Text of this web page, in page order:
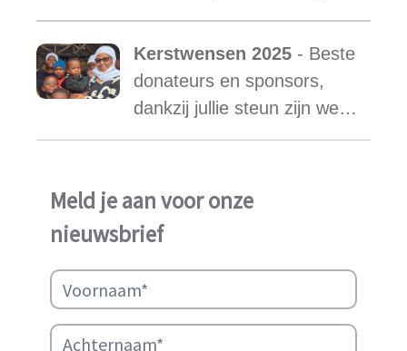
en groeide uit tot een plek
waar honderden kinderen
een stabiele toekomst
vonden.
Kerstwensen 2025 - Beste
donateurs en sponsors,
dankzij jullie steun zijn we
ook in het afgelopen jaar
ondersteunen.
Meld je aan voor onze
nieuwsbrief